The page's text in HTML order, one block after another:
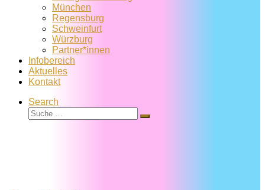
München
Regensburg
Schweinfurt
Würzburg
Partner*innen
Infobereich
Aktuelles
Kontakt
Search
Suche
Suche